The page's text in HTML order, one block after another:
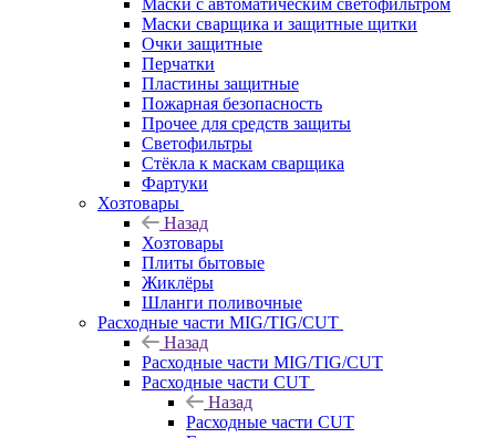
Маски с автоматическим светофильтром
Маски сварщика и защитные щитки
Очки защитные
Перчатки
Пластины защитные
Пожарная безопасность
Прочее для средств защиты
Светофильтры
Стёкла к маскам сварщика
Фартуки
Хозтовары
Назад
Хозтовары
Плиты бытовые
Жиклёры
Шланги поливочные
Расходные части MIG/TIG/CUT
Назад
Расходные части MIG/TIG/CUT
Расходные части CUT
Назад
Расходные части CUT